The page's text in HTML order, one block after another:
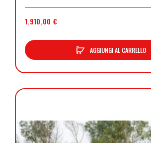
1.910,00 €
AGGIUNGI AL CARRELLO